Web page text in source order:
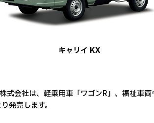
キャリイ KX
式会社は、軽乗用車「ワゴンR」、福祉車
発売します。